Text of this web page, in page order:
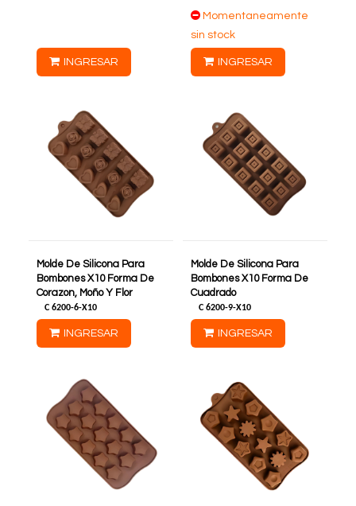
INGRESAR
Momentaneamente
sin stock
INGRESAR
Molde De Silicona Para
Bombones X10 Forma De
Corazon, Moño Y Flor
C 6200-6-X10
INGRESAR
Molde De Silicona Para
Bombones X10 Forma De
Cuadrado
C 6200-9-X10
INGRESAR